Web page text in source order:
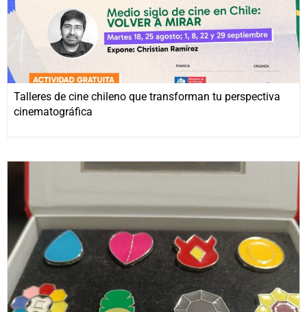
Talleres de cine chileno que transforman tu perspectiva
cinematográfica